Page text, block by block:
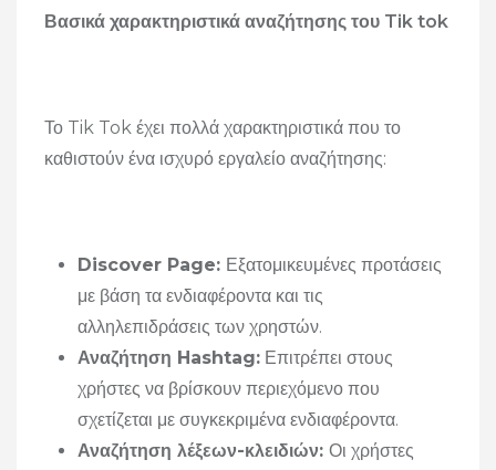
Βασικά χαρακτηριστικά αναζήτησης του Tik tok
Το Tik Tok έχει πολλά χαρακτηριστικά που το
καθιστούν ένα ισχυρό εργαλείο αναζήτησης:
Discover Page: Εξατομικευμένες προτάσεις
με βάση τα ενδιαφέροντα και τις
αλληλεπιδράσεις των χρηστών.
Αναζήτηση Hashtag: Επιτρέπει στους
χρήστες να βρίσκουν περιεχόμενο που
σχετίζεται με συγκεκριμένα ενδιαφέροντα.
Αναζήτηση λέξεων-κλειδιών: Οι χρήστες